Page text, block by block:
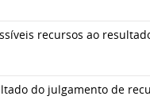
recursos ao
do julgamento de